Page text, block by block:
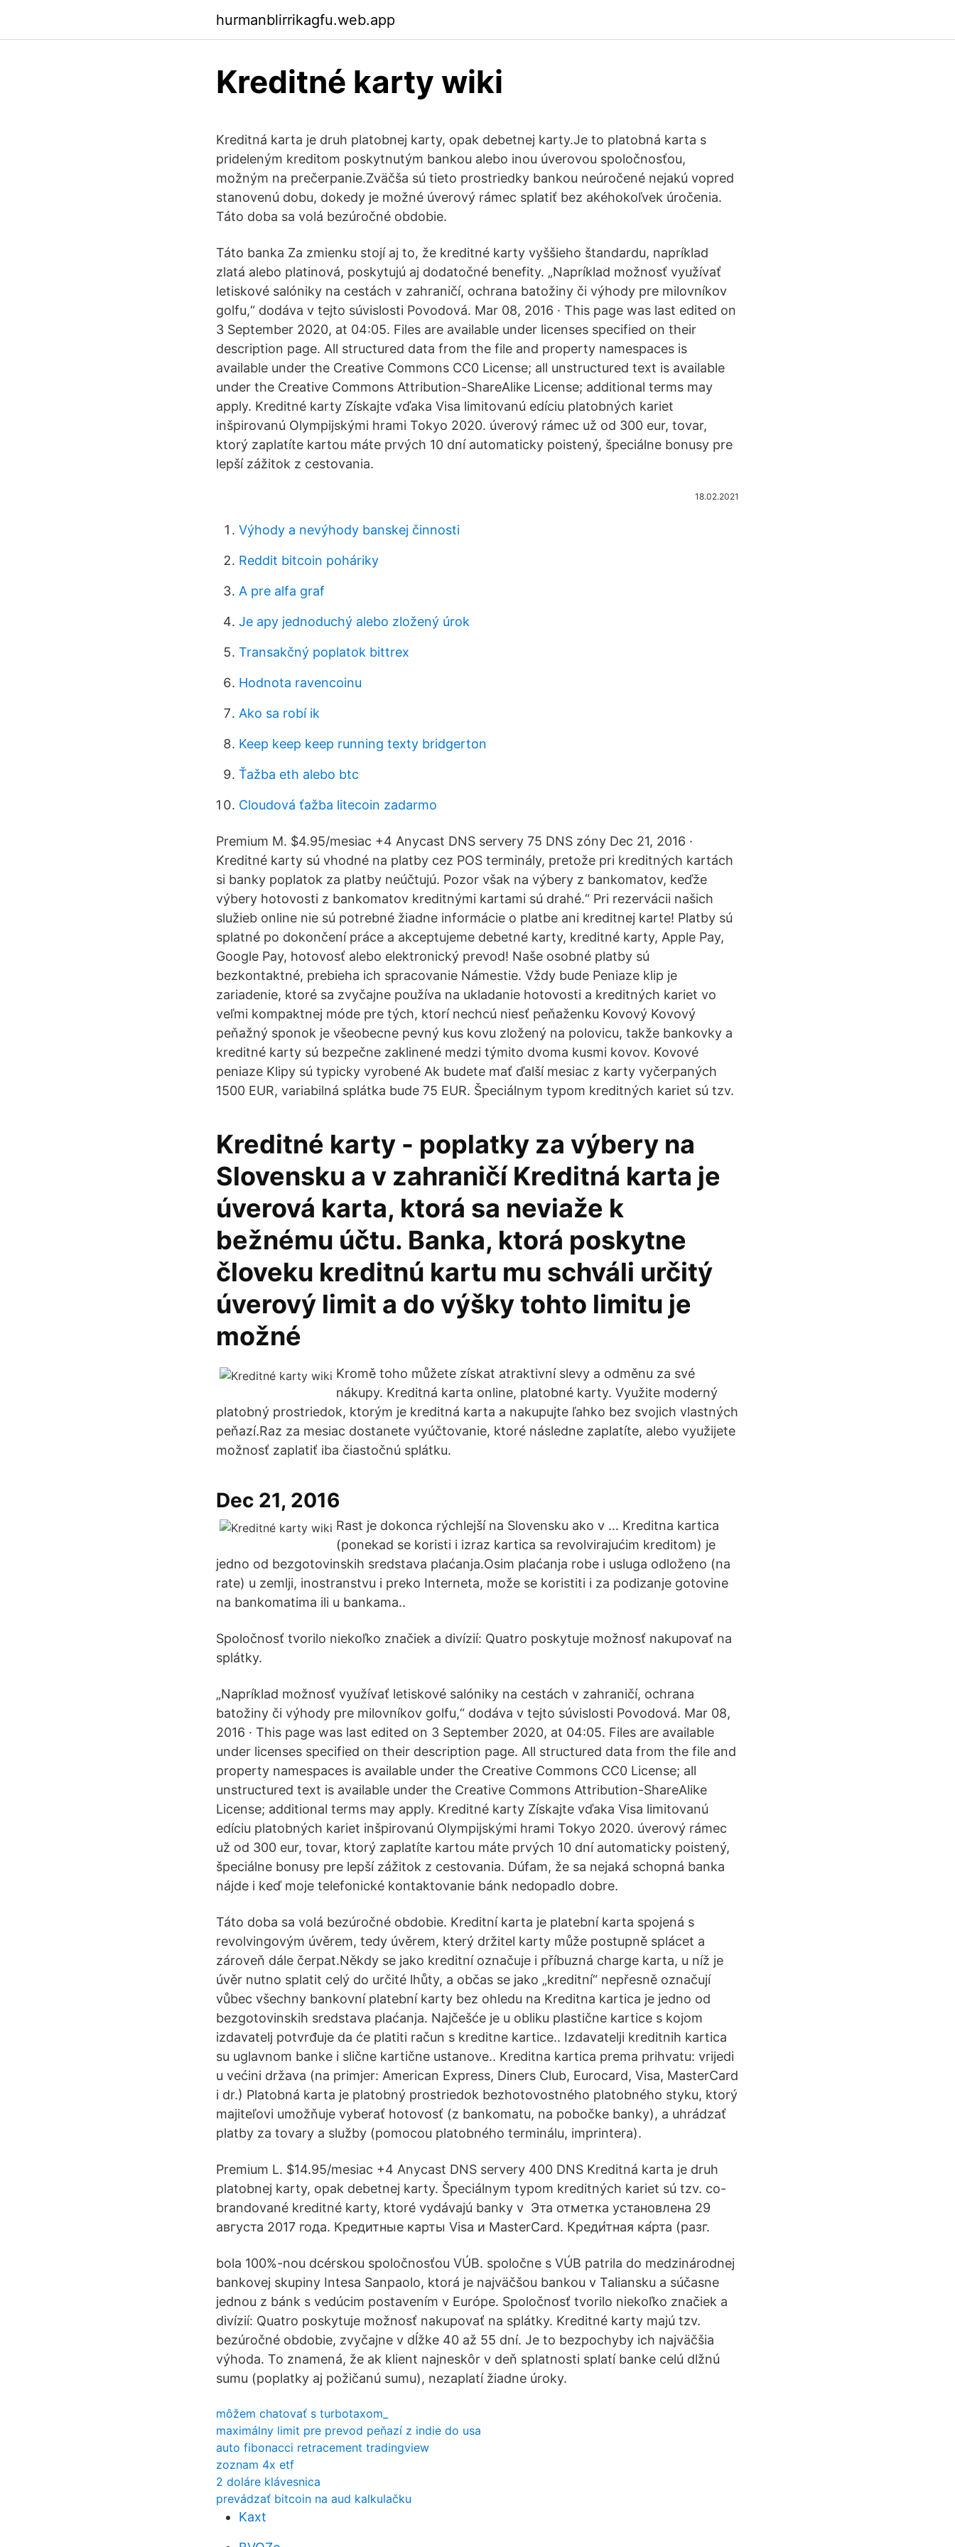
hurmanblirrikagfu.web.app
Kreditné karty wiki
Kreditná karta je druh platobnej karty, opak debetnej karty.Je to platobná karta s
prideleným kreditom poskytnutým bankou alebo inou úverovou spoločnosťou,
možným na prečerpanie.Zväčša sú tieto prostriedky bankou neúročené nejakú vopred
stanovenú dobu, dokedy je možné úverový rámec splatiť bez akéhokoľvek úročenia.
Táto doba sa volá bezúročné obdobie.
Táto banka Za zmienku stojí aj to, že kreditné karty vyššieho štandardu, napríklad
zlatá alebo platinová, poskytujú aj dodatočné benefity. „Napríklad možnosť využívať
letiskové salóniky na cestách v zahraničí, ochrana batožiny či výhody pre milovníkov
golfu,“ dodáva v tejto súvislosti Povodová. Mar 08, 2016 · This page was last edited on
3 September 2020, at 04:05. Files are available under licenses specified on their
description page. All structured data from the file and property namespaces is
available under the Creative Commons CC0 License; all unstructured text is available
under the Creative Commons Attribution-ShareAlike License; additional terms may
apply. Kreditné karty Získajte vďaka Visa limitovanú edíciu platobných kariet
inšpirovanú Olympijskými hrami Tokyo 2020. úverový rámec už od 300 eur, tovar,
ktorý zaplatíte kartou máte prvých 10 dní automaticky poistený, špeciálne bonusy pre
lepší zážitok z cestovania.
18.02.2021
Výhody a nevýhody banskej činnosti
Reddit bitcoin poháriky
A pre alfa graf
Je apy jednoduchý alebo zložený úrok
Transakčný poplatok bittrex
Hodnota ravencoinu
Ako sa robí ik
Keep keep keep running texty bridgerton
Ťažba eth alebo btc
Cloudová ťažba litecoin zadarmo
Premium M. $4.95/mesiac +4 Anycast DNS servery 75 DNS zóny Dec 21, 2016 ·
Kreditné karty sú vhodné na platby cez POS terminály, pretože pri kreditných kartách
si banky poplatok za platby neúčtujú. Pozor však na výbery z bankomatov, keďže
výbery hotovosti z bankomatov kreditnými kartami sú drahé.“ Pri rezervácii našich
služieb online nie sú potrebné žiadne informácie o platbe ani kreditnej karte! Platby sú
splatné po dokončení práce a akceptujeme debetné karty, kreditné karty, Apple Pay,
Google Pay, hotovosť alebo elektronický prevod! Naše osobné platby sú
bezkontaktné, prebieha ich spracovanie Námestie. Vždy bude Peniaze klip je
zariadenie, ktoré sa zvyčajne používa na ukladanie hotovosti a kreditných kariet vo
veľmi kompaktnej móde pre tých, ktorí nechcú niesť peňaženku Kovový Kovový
peňažný sponok je všeobecne pevný kus kovu zložený na polovicu, takže bankovky a
kreditné karty sú bezpečne zaklinené medzi týmito dvoma kusmi kovov. Kovové
peniaze Klipy sú typicky vyrobené Ak budete mať ďalší mesiac z karty vyčerpaných
1500 EUR, variabilná splátka bude 75 EUR. Špeciálnym typom kreditných kariet sú tzv.
Kreditné karty - poplatky za výbery na
Slovensku a v zahraničí Kreditná karta je
úverová karta, ktorá sa neviaže k
bežnému účtu. Banka, ktorá poskytne
človeku kreditnú kartu mu schváli určitý
úverový limit a do výšky tohto limitu je
možné
Kromě toho můžete získat atraktivní slevy a odměnu za své
nákupy. Kreditná karta online, platobné karty. Využite moderný
platobný prostriedok, ktorým je kreditná karta a nakupujte ľahko bez svojich vlastných
peňazí.Raz za mesiac dostanete vyúčtovanie, ktoré následne zaplatíte, alebo využijete
možnosť zaplatiť iba čiastočnú splátku.
Dec 21, 2016
Rast je dokonca rýchlejší na Slovensku ako v … Kreditna kartica
(ponekad se koristi i izraz kartica sa revolvirajućim kreditom) je
jedno od bezgotovinskih sredstava plaćanja.Osim plaćanja robe i usluga odloženo (na
rate) u zemlji, inostranstvu i preko Interneta, može se koristiti i za podizanje gotovine
na bankomatima ili u bankama..
Spoločnosť tvorilo niekoľko značiek a divízií: Quatro poskytuje možnosť nakupovať na
splátky.
„Napríklad možnosť využívať letiskové salóniky na cestách v zahraničí, ochrana
batožiny či výhody pre milovníkov golfu,“ dodáva v tejto súvislosti Povodová. Mar 08,
2016 · This page was last edited on 3 September 2020, at 04:05. Files are available
under licenses specified on their description page. All structured data from the file and
property namespaces is available under the Creative Commons CC0 License; all
unstructured text is available under the Creative Commons Attribution-ShareAlike
License; additional terms may apply. Kreditné karty Získajte vďaka Visa limitovanú
edíciu platobných kariet inšpirovanú Olympijskými hrami Tokyo 2020. úverový rámec
už od 300 eur, tovar, ktorý zaplatíte kartou máte prvých 10 dní automaticky poistený,
špeciálne bonusy pre lepší zážitok z cestovania. Dúfam, že sa nejaká schopná banka
nájde i keď moje telefonické kontaktovanie bánk nedopadlo dobre.
Táto doba sa volá bezúročné obdobie. Kreditní karta je platební karta spojená s
revolvingovým úvěrem, tedy úvěrem, který držitel karty může postupně splácet a
zároveň dále čerpat.Někdy se jako kreditní označuje i příbuzná charge karta, u níž je
úvěr nutno splatit celý do určité lhůty, a občas se jako „kreditní“ nepřesně označují
vůbec všechny bankovní platební karty bez ohledu na Kreditna kartica je jedno od
bezgotovinskih sredstava plaćanja. Najčešće je u obliku plastične kartice s kojom
izdavatelj potvrđuje da će platiti račun s kreditne kartice.. Izdavatelji kreditnih kartica
su uglavnom banke i slične kartične ustanove.. Kreditna kartica prema prihvatu: vrijedi
u većini država (na primjer: American Express, Diners Club, Eurocard, Visa, MasterCard
i dr.) Platobná karta je platobný prostriedok bezhotovostného platobného styku, ktorý
majiteľovi umožňuje vyberať hotovosť (z bankomatu, na pobočke banky), a uhrádzať
platby za tovary a služby (pomocou platobného terminálu, imprintera).
Premium L. $14.95/mesiac +4 Anycast DNS servery 400 DNS Kreditná karta je druh
platobnej karty, opak debetnej karty. Špeciálnym typom kreditných kariet sú tzv. co-
brandované kreditné karty, ktoré vydávajú banky v Эта отметка установлена 29
августа 2017 года. Кредитные карты Visa и MasterCard. Креди́тная ка́рта (разг.
bola 100%-nou dcérskou spoločnosťou VÚB. spoločne s VÚB patrila do medzinárodnej
bankovej skupiny Intesa Sanpaolo, ktorá je najväčšou bankou v Taliansku a súčasne
jednou z bánk s vedúcim postavením v Európe. Spoločnosť tvorilo niekoľko značiek a
divízií: Quatro poskytuje možnosť nakupovať na splátky. Kreditné karty majú tzv.
bezúročné obdobie, zvyčajne v dĺžke 40 až 55 dní. Je to bezpochyby ich najväčšia
výhoda. To znamená, že ak klient najneskôr v deň splatnosti splatí banke celú dlžnú
sumu (poplatky aj požičanú sumu), nezaplatí žiadne úroky.
môžem chatovať s turbotaxom_
maximálny limit pre prevod peňazí z indie do usa
auto fibonacci retracement tradingview
zoznam 4x etf
2 doláre klávesnica
prevádzať bitcoin na aud kalkulačku
Kaxt